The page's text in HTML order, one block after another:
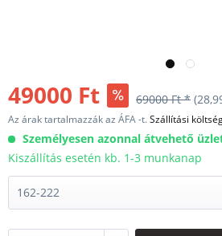
49000 Ft 69000 Ft *
Az árak tartalmazzák az ÁFA -t.Szállítási
Személyesen azonnal átvehető
Kiszállítás esetén kb. 1-3 munkanap